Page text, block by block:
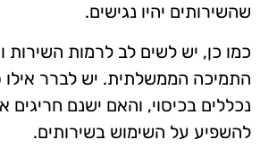
שהשירותים יהיו נגישים.
כמו כן, יש לשים לב לרמות השירות
התמיכה הממשלתית. יש לברר אילו
נכללים בכיסוי, והאם ישנם חריגים
להשפיע על השימוש בשירותים.